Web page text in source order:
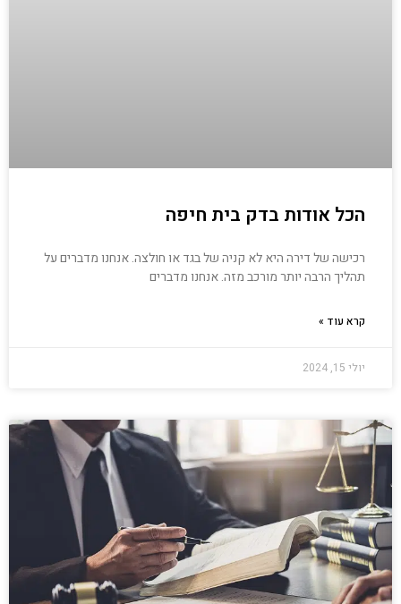
הכל אודות בדק בית חיפה
רכישה של דירה היא לא קניה של בגד או חולצה. אנחנו מדברים על
תהליך הרבה יותר מורכב מזה. אנחנו מדברים
קרא עוד »
יולי 15, 2024